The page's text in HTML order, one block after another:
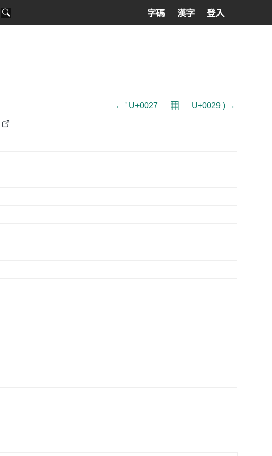
字碼 漢字 登入
← ' U+0027 𝄜 U+0029 ) →